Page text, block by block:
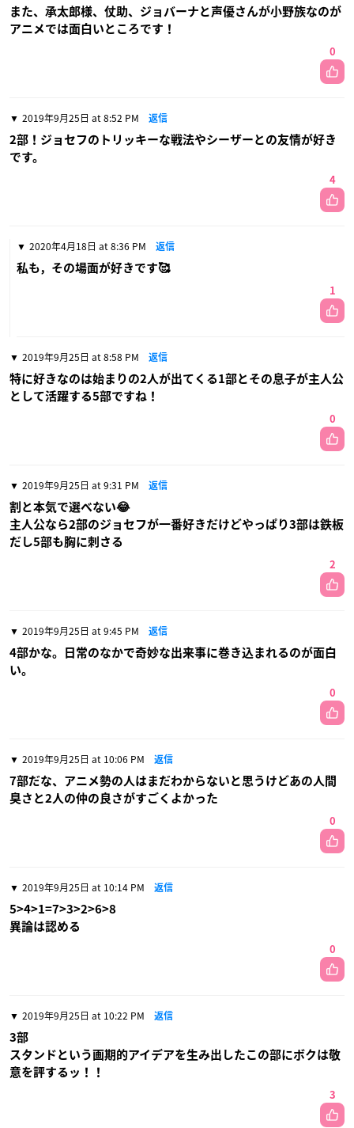
また、承太郎様、仗助、ジョバーナと声優さんが小野族なのが
アニメでは面白いところです！
0
2019年9月25日 at 8:52 PM 返信
2部！ジョセフのトリッキーな戦法やシーザーとの友情が好き
です。
4
2020年4月18日 at 8:36 PM 返信
私も，その場面が好きです🥰
1
2019年9月25日 at 8:58 PM 返信
特に好きなのは始まりの2人が出てくる1部とその息子が主人公
として活躍する5部ですね！
0
2019年9月25日 at 9:31 PM 返信
割と本気で選べない😂
主人公なら2部のジョセフが一番好きだけどやっぱり3部は鉄板
だし5部も胸に刺さる
2
2019年9月25日 at 9:45 PM 返信
4部かな。日常のなかで奇妙な出来事に巻き込まれるのが面白
い。
0
2019年9月25日 at 10:06 PM 返信
7部だな、アニメ勢の人はまだわからないと思うけどあの人間
臭さと2人の仲の良さがすごくよかった
0
2019年9月25日 at 10:14 PM 返信
5>4>1=7>3>2>6>8
異論は認める
0
2019年9月25日 at 10:22 PM 返信
3部
スタンドという画期的アイデアを生み出したこの部にボクは敬
意を評するッ！！
3